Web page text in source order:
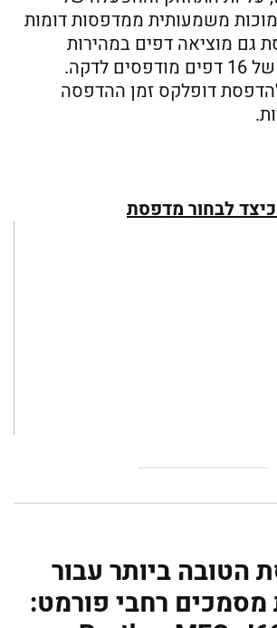
משמעותית ממדפסות דומות
גם מוציאה דפים במהירות
מרשימה יחסית של 16 דפים מודפסים לדקה.
דופלקס זמן ההדפסה
לבחור מדפסת
הטובה ביותר עבור
רחבי פורמט: